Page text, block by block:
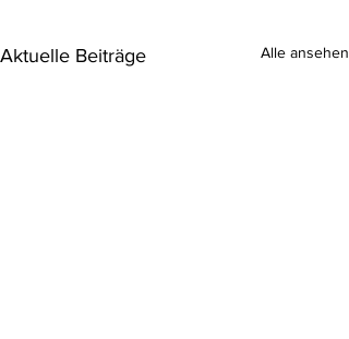
Aktuelle Beiträge Alle ansehen